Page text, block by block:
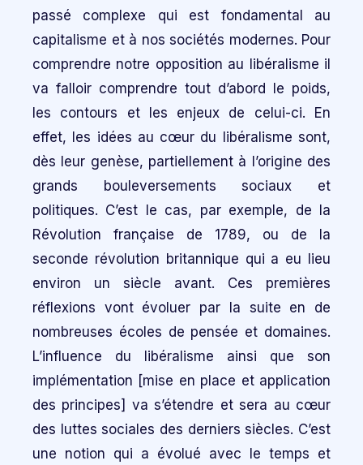
passé complexe qui est fondamental au
capitalisme et à nos sociétés modernes. Pour
comprendre notre opposition au libéralisme il
va falloir comprendre tout d’abord le poids,
les contours et les enjeux de celui-ci. En
effet, les idées au cœur du libéralisme sont,
dès leur genèse, partiellement à l’origine des
grands bouleversements sociaux et
politiques. C’est le cas, par exemple, de la
Révolution française de 1789, ou de la
seconde révolution britannique qui a eu lieu
environ un siècle avant. Ces premières
réflexions vont évoluer par la suite en de
nombreuses écoles de pensée et domaines.
L’influence du libéralisme ainsi que son
implémentation [mise en place et application
des principes] va s’étendre et sera au cœur
des luttes sociales des derniers siècles. C’est
une notion qui a évolué avec le temps et